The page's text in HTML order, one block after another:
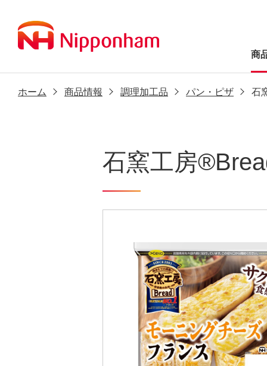
商
ホーム 商品情報 調理加工品 パン・ピザ 石
石窯工房